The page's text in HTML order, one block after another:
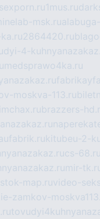
1mus.ru
msk.ru
2864420.ru
4-
medsprawo4ka.ru
moskva-113.ru
brazzers-
kitubeu-2-
cs-68.ru
mir-
map.ruvideo-
zamkov-